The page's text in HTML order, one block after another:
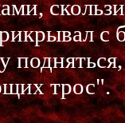
с
трос".